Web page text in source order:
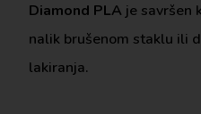
Diamond PLA je savršen
nalik brušenom staklu ili
lakiranja.